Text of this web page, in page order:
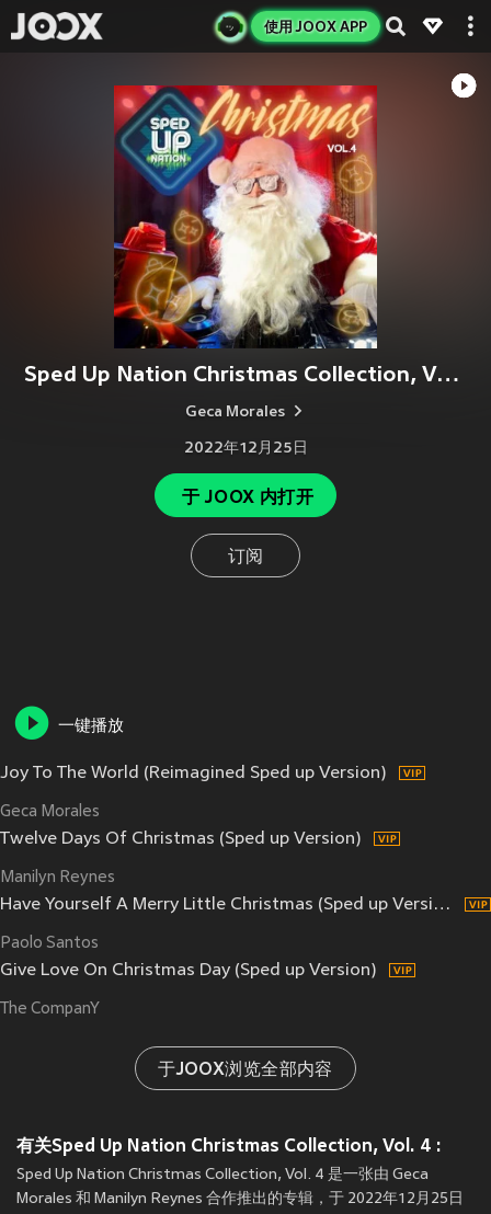
使用 JOOX APP
Sped Up Nation Christmas Collection, Vol. 4
Geca Morales
2022年12月25日
于 JOOX 内打开
订阅
一键播放
Joy To The World (Reimagined Sped up Version)
Geca Morales
Twelve Days Of Christmas (Sped up Version)
Manilyn Reynes
Have Yourself A Merry Little Christmas (Sped up Version)
Paolo Santos
Give Love On Christmas Day (Sped up Version)
The CompanY
于JOOX浏览全部内容
有关Sped Up Nation Christmas Collection, Vol. 4 :
Sped Up Nation Christmas Collection, Vol. 4 是一张由 Geca
Morales 和 Manilyn Reynes 合作推出的专辑，于 2022年12月25日